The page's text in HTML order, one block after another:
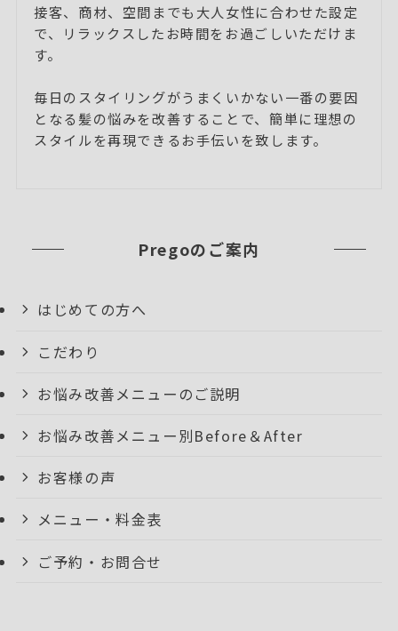
接客、商材、空間までも大人女性に合わせた設定
で、リラックスしたお時間をお過ごしいただけま
す。
毎日のスタイリングがうまくいかない一番の要因
となる髪の悩みを改善することで、簡単に理想の
スタイルを再現できるお手伝いを致します。
Pregoのご案内
はじめての方へ
こだわり
お悩み改善メニューのご説明
お悩み改善メニュー別Before＆After
お客様の声
メニュー・料金表
ご予約・お問合せ